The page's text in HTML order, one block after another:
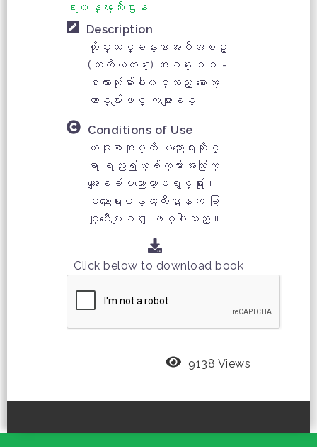
ရး၀န္ၾကီးဌာန
Description
ထိုင္းသင္ခန္းစာအစီအစဥ္
(တတိယတန္း) အခန္း ၁၁ -
စကားလံုးမ်ားပါ၀င္သည့္ စာေၾ
ကာင္းမ်ားျဖင့္ ကစားျခင္း
Conditions of Use
ယခုစာအုပ္ကို ပညာေရးဆိုင္
ရာ ရည္ရြယ္ခ်က္မ်ားအတြက္
အေျခခံပညာေကာ္မရွင္ရံုး၊
ပညာေရး၀န္ၾကီးဌာနက ခြ
င့္ျပဳေပးျခင္း ျဖစ္ပါသည္။
Click below to download book
9138 Views